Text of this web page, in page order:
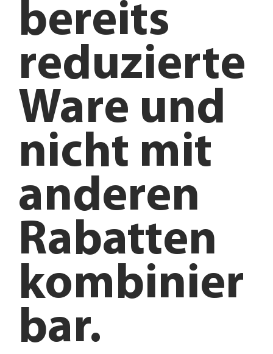
bereits
reduzierte
Ware und
nicht mit
anderen
Rabatten
kombinier
bar.